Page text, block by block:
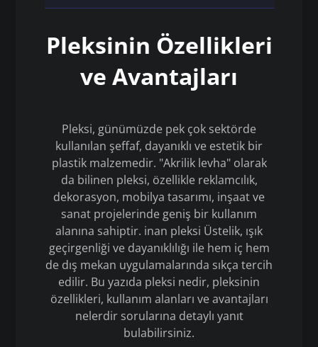
Pleksinin Özellikleri
ve Avantajları
Pleksi, günümüzde pek çok sektörde
kullanılan şeffaf, dayanıklı ve estetik bir
plastik malzemedir. "Akrilik levha" olarak
da bilinen pleksi, özellikle reklamcılık,
dekorasyon, mobilya tasarımı, inşaat ve
sanat projelerinde geniş bir kullanım
alanına sahiptir. inan pleksi Üstelik, ışık
geçirgenliği ve dayanıklılığı ile hem iç hem
de dış mekan uygulamalarında sıkça tercih
edilir. Bu yazıda pleksi nedir, pleksinin
özellikleri, kullanım alanları ve avantajları
nelerdir sorularına detaylı yanıt
bulabilirsiniz.